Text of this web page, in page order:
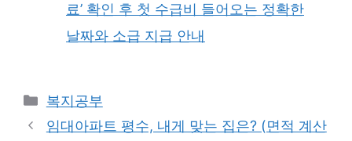
료’ 확인 후 첫 수급비 들어오는 정확한
날짜와 소급 지급 안내
Categories
복지공부
임대아파트 평수, 내게 맞는 집은? (면적 계산